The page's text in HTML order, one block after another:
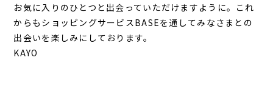
お気に入りのひとつと出会っていただけますように。これ
からもショッピングサービスBASEを通してみなさまとの
出会いを楽しみにしております。
KAYO